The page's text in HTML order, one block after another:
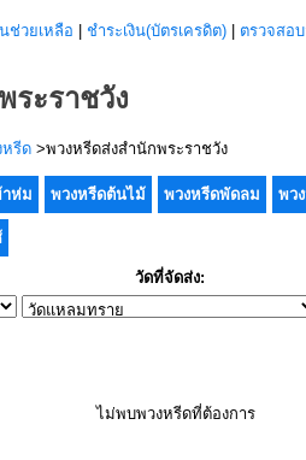
ช่วยเหลือ ชำระเงิน(บัตรเครดิต) ตรวจสอ
ระราชวัง
หรีด >พวงหรีดส่งสำนักพระราชวัง
าห่ม พวงหรีดต้นไม้ พวงหรีดพัดลม พว
วัดที่จัดส่ง:
ไม่พบพวงหรีดที่ต้องการ